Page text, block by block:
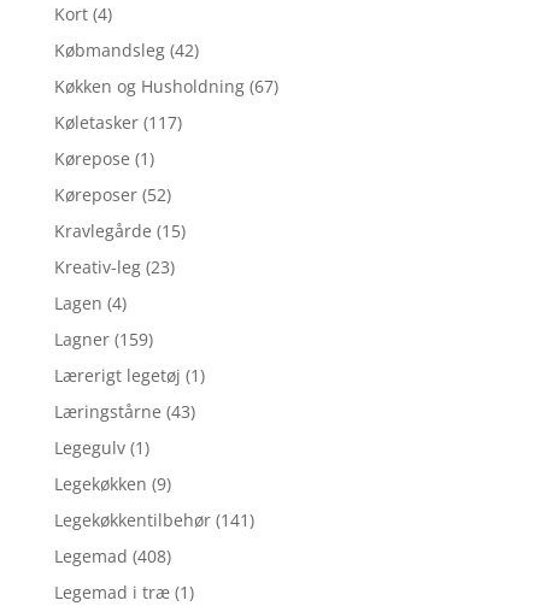
Kort (4)
Købmandsleg (42)
Køkken og Husholdning (67)
Køletasker (117)
Kørepose (1)
Køreposer (52)
Kravlegårde (15)
Kreativ-leg (23)
Lagen (4)
Lagner (159)
Lærerigt legetøj (1)
Læringstårne (43)
Legegulv (1)
Legekøkken (9)
Legekøkkentilbehør (141)
Legemad (408)
Legemad i træ (1)